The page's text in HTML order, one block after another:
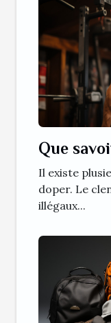
Que
Il existe
doper. Le
illégaux...